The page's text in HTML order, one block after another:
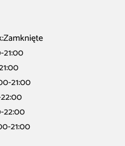
21:00
21:00
22:00
21:00